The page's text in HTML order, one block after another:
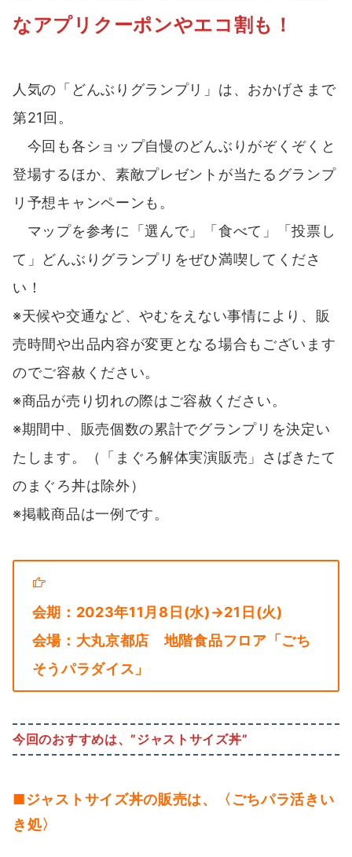
なアプリクーポンやエコ割も！
人気の「どんぶりグランプリ」は、おかげさまで
第21回。
今回も各ショップ自慢のどんぶりがぞくぞくと
登場するほか、素敵プレゼントが当たるグランプ
リ予想キャンペーンも。
マップを参考に「選んで」「食べて」「投票し
て」どんぶりグランプリをぜひ満喫してくださ
い！
※天候や交通など、やむをえない事情により、販
売時間や出品内容が変更となる場合もございます
のでご容赦ください。
※商品が売り切れの際はご容赦ください。
※期間中、販売個数の累計でグランプリを決定い
たします。（「まぐろ解体実演販売」さばきたて
のまぐろ丼は除外）
※掲載商品は一例です。
会期：2023年11月8日(水)→21日(火)
会場：大丸京都店 地階食品フロア「ごち
そうパラダイス」
今回のおすすめは、”ジャストサイズ丼”
■ジャストサイズ丼の販売は、〈ごちパラ活きい
き処〉